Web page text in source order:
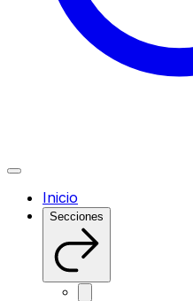
Inicio
Secciones